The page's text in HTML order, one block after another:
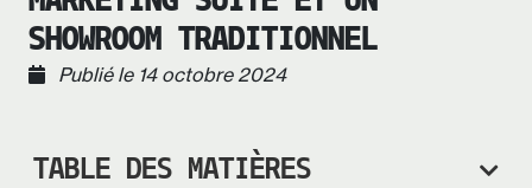
SHOWROOM TRADITIONNEL
Publié le 14 octobre 2024
TABLE DES MATIÈRES